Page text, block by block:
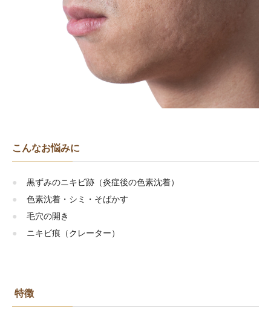
こんなお悩みに
黒ずみのニキビ跡（炎症後の色素沈着）
色素沈着・シミ・そばかす
毛穴の開き
ニキビ痕（クレーター）
特徴